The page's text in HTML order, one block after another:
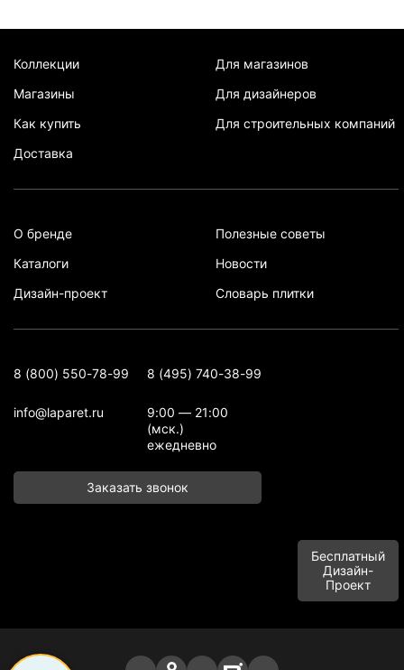
Коллекции
Магазины
Как купить
Доставка
Для магазинов
Для дизайнеров
Для строительных компаний
О бренде
Каталоги
Дизайн-проект
Полезные советы
Новости
Словарь плитки
8 (800) 550-78-99 8 (495) 740-38-99
info@laparet.ru
9:00 — 21:00
(мск.)
ежедневно
Заказать звонок
Бесплатный
Дизайн-
Проект